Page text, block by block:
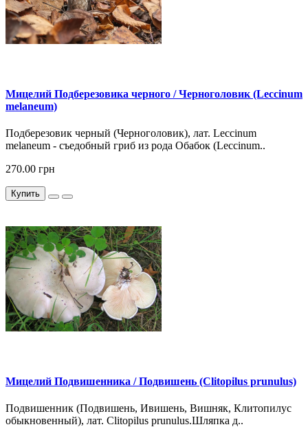
Мицелий Подберезовика черного / Черноголовик (Leccinum
melaneum)
Подберезовик черный (Черноголовик), лат. Leccinum
melaneum - съедобный гриб из рода Обабок (Leccinum..
270.00 грн
Купить
Мицелий Подвишенника / Подвишень (Clitopilus prunulus)
Подвишенник (Подвишень, Ивишень, Вишняк, Клитопилус
обыкновенный), лат. Clitopilus prunulus.Шляпка д..